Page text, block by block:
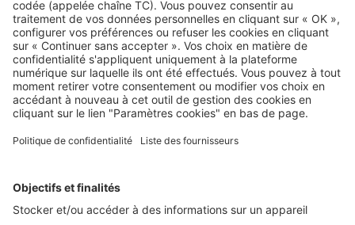
BREEAM, CDAC… Tout comprendre
au lexique de l’immobilier
d’entreprise
Image
Juridique
Quelles sont les règles en matière
d’aménagement des espaces de